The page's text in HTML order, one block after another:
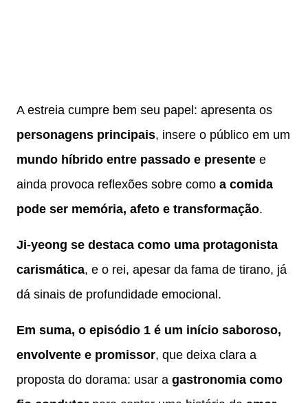
A estreia cumpre bem seu papel: apresenta os
personagens principais, insere o público em um
mundo híbrido entre passado e presente e
ainda provoca reflexões sobre como a comida
pode ser memória, afeto e transformação.
Ji-yeong se destaca como uma protagonista
carismática, e o rei, apesar da fama de tirano, já
dá sinais de profundidade emocional.
Em suma, o episódio 1 é um início saboroso,
envolvente e promissor, que deixa clara a
proposta do dorama: usar a gastronomia como